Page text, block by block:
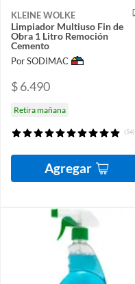
KLEINE WOLKE
Limpiador Multiuso Fin de
Obra 1 Litro Remoción
Cemento
Por SODIMAC
$ 6.490
Retira mañana
(54)
Agregar